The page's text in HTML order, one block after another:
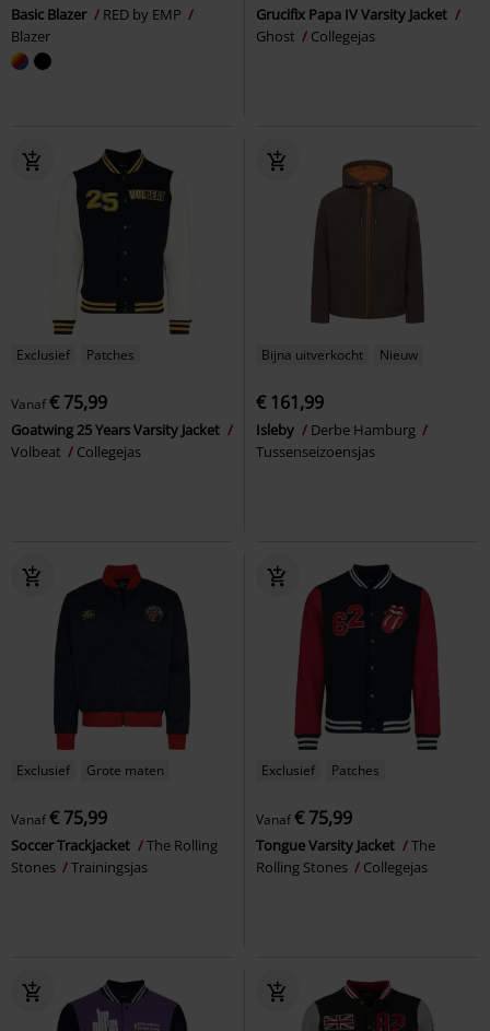
Basic Blazer
RED by EMP
Blazer
Grucifix Papa IV Varsity Jacket
Ghost
Collegejas
Exclusief Patches
Vanaf€ 75,99
Goatwing 25 Years Varsity Jacket
Volbeat
Collegejas
Bijna uitverkocht Nieuw
€ 161,99
Isleby
Derbe Hamburg
Tussenseizoensjas
Exclusief Grote maten
Vanaf€ 75,99
Soccer Trackjacket
The Rolling
Stones
Trainingsjas
Exclusief Patches
Vanaf€ 75,99
Tongue Varsity Jacket
The
Rolling Stones
Collegejas